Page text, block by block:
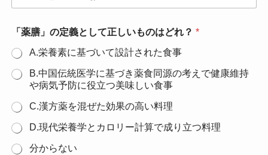
「薬膳」の定義として正しいものはどれ？ *
A.栄養素に基づいて設計された食事
B.中国伝統医学に基づき薬食同源の考えで健康維持
や病気予防に役立つ美味しい食事
C.漢方薬を混ぜた効果の高い料理
D.現代栄養学とカロリー計算で成り立つ料理
分からない